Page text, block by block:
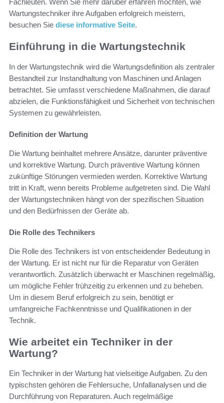
Fachleuten. Wenn Sie mehr darüber erfahren möchten, wie
Wartungstechniker ihre Aufgaben erfolgreich meistern,
besuchen Sie diese informative Seite.
Einführung in die Wartungstechnik
In der Wartungstechnik wird die Wartungsdefinition als zentraler
Bestandteil zur Instandhaltung von Maschinen und Anlagen
betrachtet. Sie umfasst verschiedene Maßnahmen, die darauf
abzielen, die Funktionsfähigkeit und Sicherheit von technischen
Systemen zu gewährleisten.
Definition der Wartung
Die Wartung beinhaltet mehrere Ansätze, darunter präventive
und korrektive Wartung. Durch präventive Wartung können
zukünftige Störungen vermieden werden. Korrektive Wartung
tritt in Kraft, wenn bereits Probleme aufgetreten sind. Die Wahl
der Wartungstechniken hängt von der spezifischen Situation
und den Bedürfnissen der Geräte ab.
Die Rolle des Technikers
Die Rolle des Technikers ist von entscheidender Bedeutung in
der Wartung. Er ist nicht nur für die Reparatur von Geräten
verantwortlich. Zusätzlich überwacht er Maschinen regelmäßig,
um mögliche Fehler frühzeitig zu erkennen und zu beheben.
Um in diesem Beruf erfolgreich zu sein, benötigt er
umfangreiche Fachkenntnisse und Qualifikationen in der
Technik.
Wie arbeitet ein Techniker in der
Wartung?
Ein Techniker in der Wartung hat vielseitige Aufgaben. Zu den
typischsten gehören die Fehlersuche, Unfallanalysen und die
Durchführung von Reparaturen. Auch regelmäßige